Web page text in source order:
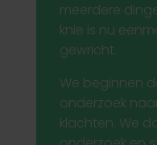
meerdere
knie is nu
gewricht.
We beginnen
onderzoek
klachten. We